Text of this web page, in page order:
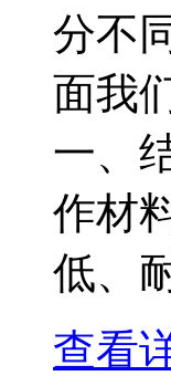
分不
面我
一、
作材
低、
查看